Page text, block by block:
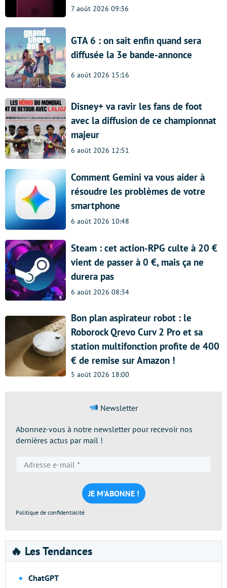
7 août 2026 09:36
GTA 6 : on sait enfin quand sera
diffusée la 3e bande-annonce
6 août 2026 15:16
Disney+ va ravir les fans de foot
avec la diffusion de ce championnat
majeur
6 août 2026 12:51
Comment Gemini va vous aider à
résoudre les problèmes de votre
smartphone
6 août 2026 10:48
Steam : cet action-RPG culte à 20 €
vient de passer à 0 €, mais ça ne
durera pas
6 août 2026 08:34
Bon plan aspirateur robot : le
Roborock Qrevo Curv 2 Pro et sa
station multifonction profite de 400
€ de remise sur Amazon !
5 août 2026 18:00
Newsletter
Abonnez-vous à notre newsletter pour recevoir nos
dernières actus par mail !
e-
mail
*
Politique de confidentialité
🔥 Les Tendances
ChatGPT